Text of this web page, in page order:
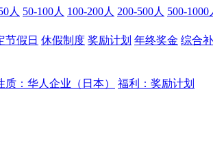
人 50-100人 100-200人 200-500人 500-1000
节假日 休假制度 奖励计划 年终奖金 综合
质：华人企业（日本） 福利：奖励计划